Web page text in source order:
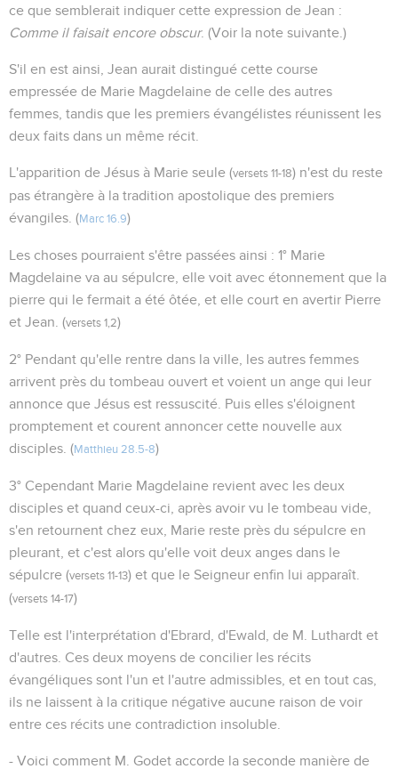
ce que semblerait indiquer cette expression de Jean :
Comme il faisait encore obscur. (Voir la note suivante.)
S'il en est ainsi, Jean aurait distingué cette course
empressée de Marie Magdelaine de celle des autres
femmes, tandis que les premiers évangélistes réunissent les
deux faits dans un même récit.
L'apparition de Jésus à Marie seule (versets 11-18) n'est du reste
pas étrangère à la tradition apostolique des premiers
évangiles. (Marc 16.9)
Les choses pourraient s'être passées ainsi : 1° Marie
Magdelaine va au sépulcre, elle voit avec étonnement que la
pierre qui le fermait a été ôtée, et elle court en avertir Pierre
et Jean. (versets 1,2)
2° Pendant qu'elle rentre dans la ville, les autres femmes
arrivent près du tombeau ouvert et voient un ange qui leur
annonce que Jésus est ressuscité. Puis elles s'éloignent
promptement et courent annoncer cette nouvelle aux
disciples. (Matthieu 28.5-8)
3° Cependant Marie Magdelaine revient avec les deux
disciples et quand ceux-ci, après avoir vu le tombeau vide,
s'en retournent chez eux, Marie reste près du sépulcre en
pleurant, et c'est alors qu'elle voit deux anges dans le
sépulcre (versets 11-13) et que le Seigneur enfin lui apparaît.
(versets 14-17)
Telle est l'interprétation d'Ebrard, d'Ewald, de M. Luthardt et
d'autres. Ces deux moyens de concilier les récits
évangéliques sont l'un et l'autre admissibles, et en tout cas,
ils ne laissent à la critique négative aucune raison de voir
entre ces récits une contradiction insoluble.
- Voici comment M. Godet accorde la seconde manière de